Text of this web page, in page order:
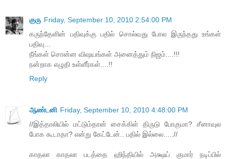
குரு Friday, September 10, 2010 2:54:00 PM
கருந்தேளின் பதிவுக்கு பதில் சொல்வது போல இருந்தது உங்கள்
பதிவு...
நீங்கள் சொன்ன விஷயங்கள் அனைத்தும் நிஜம்....!!!
நன்றாக எழுதி உள்ளீர்கள்....!!
Reply
ஆண்டனி Friday, September 10, 2010 4:48:00 PM
//இத்தாலியில் மட்டும்தான் சைக்கிள் திருடு போகுமா? சீனாவுல
போக கூடாதா? என்று கேட்டேன்.. பதில் இல்லை.....//
காதலா காதலா படத்தை ஹிந்தியில் அக்ஷய் குமார் நடிப்பில்